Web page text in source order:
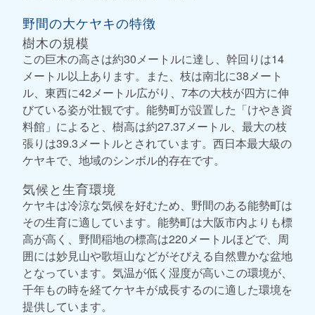
野間の大ケヤキの特徴
樹木の規模
この巨木の高さは約30メートルに達し、幹回りは14
メートル以上あります。また、枝は南北に38メート
ル、東西に42メートル広がり、7本の大枝が四方に伸
びている姿が壮観です。能勢町が設置した「けやき資
料館」によると、樹高は約27.37メートル、最大の枝
張りは39.3メートルとされています。西日本最大級の
ケヤキで、地域のシンボル的存在です。
気候と生育環境
ケヤキは冷涼な気候を好むため、野間のある能勢町は
その生育に適しています。能勢町は大阪市内よりも標
高が高く、野間稲地の標高は220メートルほどで、周
囲には妙見山や歌垣山などがそびえる自然豊かな盆地
となっています。気温が低く湿度が高いこの環境が、
千年もの時を経てケヤキが成長するのに適した環境を
提供しています。